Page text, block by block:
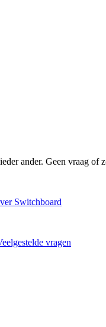
ander. Geen vraag
Switchboard
vragen